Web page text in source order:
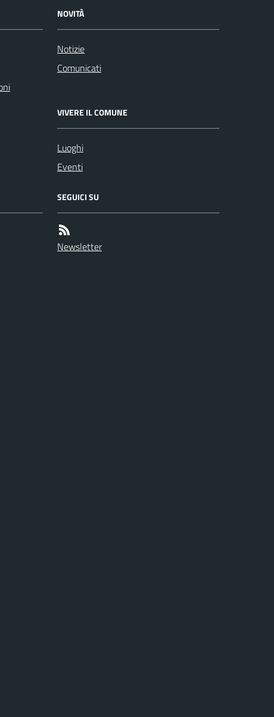
NOVITÀ
Notizie
Comunicati
VIVERE IL COMUNE
Luoghi
Eventi
SEGUICI SU
Newsletter